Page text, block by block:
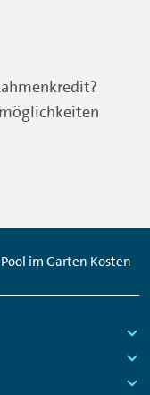
Pool im Garten Kosten